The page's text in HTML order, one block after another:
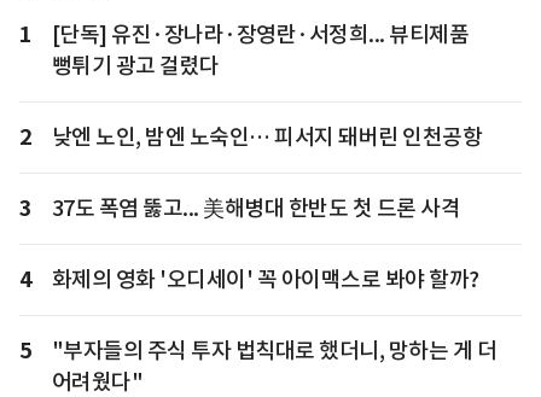
1
[단독] 유진·장나라·장영란·서정희... 뷰티제품
뻥튀기 광고 걸렸다
2 낮엔 노인, 밤엔 노숙인… 피서지 돼버린 인천공항
3 37도 폭염 뚫고... 美해병대 한반도 첫 드론 사격
4 화제의 영화 '오디세이' 꼭 아이맥스로 봐야 할까?
5
"부자들의 주식 투자 법칙대로 했더니, 망하는 게 더
어려웠다"